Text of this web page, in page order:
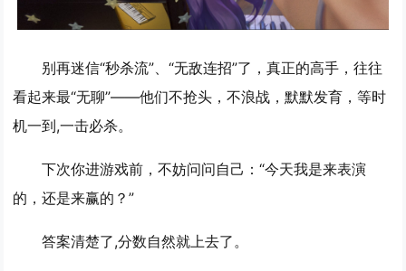
别再迷信“秒杀流”、“无敌连招”了，真正的高手，往往
看起来最“无聊”——他们不抢头，不浪战，默默发育，等时
机一到,一击必杀。
下次你进游戏前，不妨问问自己：“今天我是来表演
的，还是来赢的？”
答案清楚了,分数自然就上去了。